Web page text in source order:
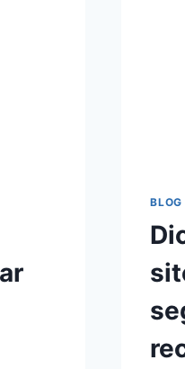
BLOG